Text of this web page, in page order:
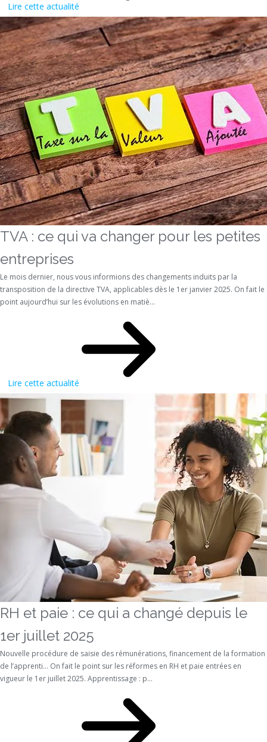
Lire cette actualité
TVA : ce qui va changer pour les petites
entreprises
Le mois dernier, nous vous informions des changements induits par la
transposition de la directive TVA, applicables dès le 1er janvier 2025. On fait le
point aujourd’hui sur les évolutions en matiè...
Lire cette actualité
RH et paie : ce qui a changé depuis le
1er juillet 2025
Nouvelle procédure de saisie des rémunérations, financement de la formation
de l’apprenti… On fait le point sur les réformes en RH et paie entrées en
vigueur le 1er juillet 2025. Apprentissage : p...